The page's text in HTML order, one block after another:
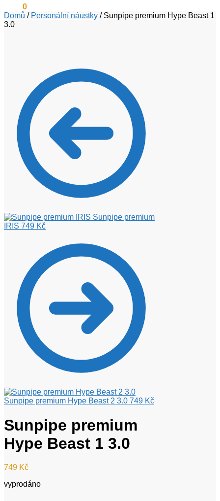
0
Domů / Personální náustky / Sunpipe premium Hype Beast 1
3.0
Sunpipe premium
IRIS 749 Kč
Sunpipe premium Hype Beast 2 3.0 749 Kč
Sunpipe premium
Hype Beast 1 3.0
749 Kč
vyprodáno